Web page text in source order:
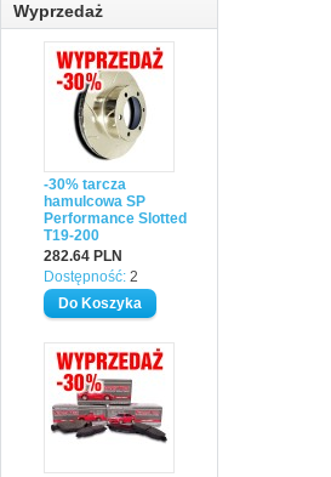
Wyprzedaż
-30% tarcza
hamulcowa SP
Performance Slotted
T19-200
282.64 PLN
Dostępność: 2